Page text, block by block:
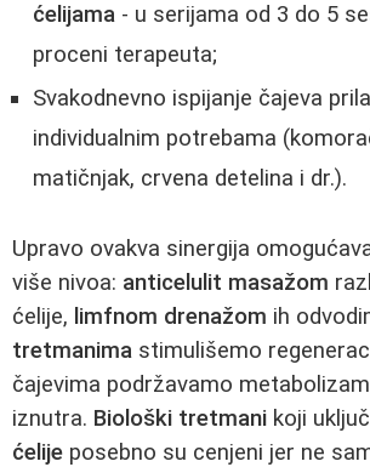
ćelijama - u serijama od 3 do 5
proceni terapeuta;
Svakodnevno ispijanje čajeva
individualnim potrebama
matičnjak, crvena detelina i dr.).
Upravo ovakva sinergija
više nivoa: anticelulit masažom
ćelije, limfnom drenažom ih
tretmanima stimulišemo
čajevima podržavamo
iznutra. Biološki tretmani koji
ćelije posebno su cenjeni jer ne